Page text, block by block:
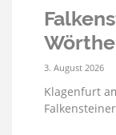
3. August 2026
Klagenfurt